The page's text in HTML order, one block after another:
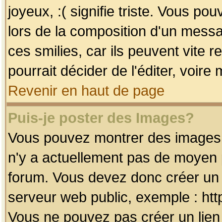
joyeux, :( signifie triste. Vous
lors de la composition d'un
ces smilies, car ils peuvent vite
pourrait décider de l'éditer, voire
Revenir en haut de page
Puis-je poster des Images?
Vous pouvez montrer des
n'y a actuellement pas de
forum. Vous devez donc créer
serveur web public, exemple :
Vous ne pouvez pas créer un